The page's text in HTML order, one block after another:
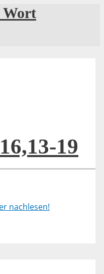
Wort
19
nachlesen!